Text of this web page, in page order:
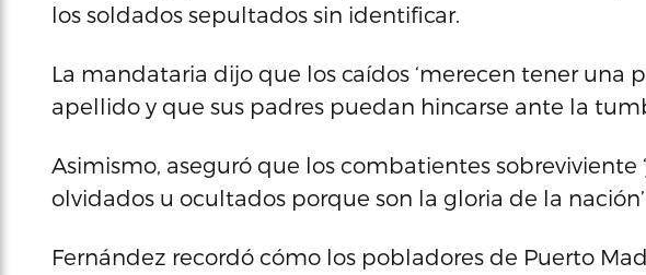
los soldados sepultados sin identificar.
La mandataria dijo que los caídos ‘merecen tener una
apellido y que sus padres puedan hincarse ante la
Asimismo, aseguró que los combatientes sobreviviente
olvidados u ocultados porque son la gloria de la
Fernández recordó cómo los pobladores de Puerto